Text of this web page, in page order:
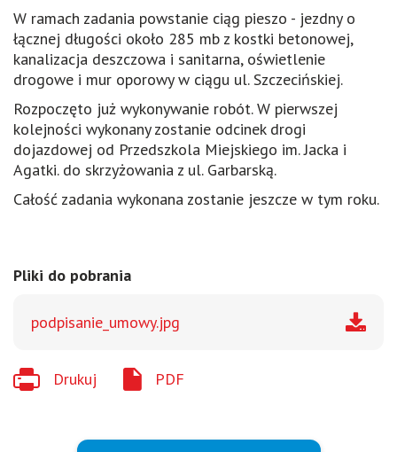
W ramach zadania powstanie ciąg pieszo - jezdny o
łącznej długości około 285 mb z kostki betonowej,
kanalizacja deszczowa i sanitarna, oświetlenie
drogowe i mur oporowy w ciągu ul. Szczecińskiej.
Rozpoczęto już wykonywanie robót. W pierwszej
kolejności wykonany zostanie odcinek drogi
dojazdowej od Przedszkola Miejskiego im. Jacka i
Agatki. do skrzyżowania z ul. Garbarską.
Całość zadania wykonana zostanie jeszcze w tym roku.
Pliki do pobrania
podpisanie_umowy.jpg
Drukuj PDF